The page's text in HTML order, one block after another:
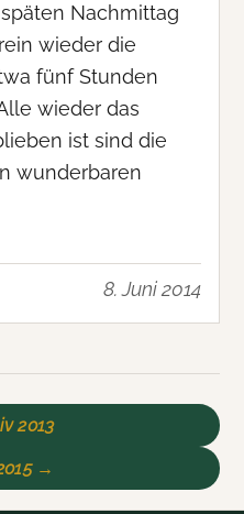
Nachmittag
wieder die
fünf Stunden
wieder das
ist sind die
wunderbaren
8. Juni 2014
2013
→